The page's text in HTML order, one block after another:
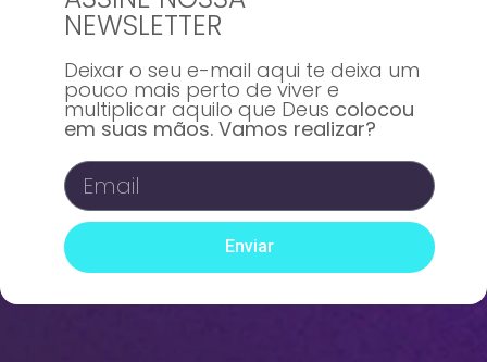
NEWSLETTER
Deixar o seu e-mail aqui te deixa um
pouco mais perto de viver e
multiplicar aquilo que Deus colocou
em suas mãos. Vamos realizar?
Enviar